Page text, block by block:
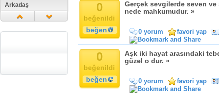
Arkadaş
Din
Zaman
0
beğenildi
beğen
Gerçek sevgilerde seven
nede mahkumudur. »
0 yorum favori yap
0
beğenildi
beğen
Aşk iki hayat arasındaki
güzel o dur. »
0 yorum favori yap